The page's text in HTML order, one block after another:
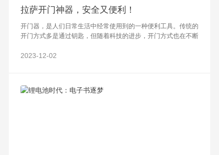
拉萨开门神器，安全又便利！
开门器，是人们日常生活中经常使用到的一种便利工具。传统的
开门方式多是通过钥匙，但随着科技的进步，开门方式也在不断
——智能指纹锁。这个小小的装置以其
2023-12-02